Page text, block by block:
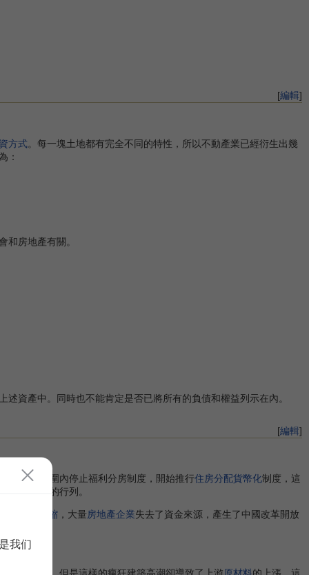
[編輯]
方式。每一塊土地都有完全不同的特性，所以不動產業已經衍生出幾
：
和房地產有關。
述資產中。同時也不能肯定是否已將所有的負債和權益列示在內。
[編輯]
在全國範圍內停止福利分房制度，開始推行住房分配貨幣化制度，這
房改試點的行列。
銀根緊縮 ，大量房地產企業失去了資金來源，產生了中國改革開放
我们